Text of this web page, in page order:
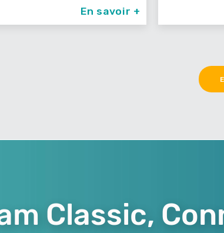
En savoir +
Classic,